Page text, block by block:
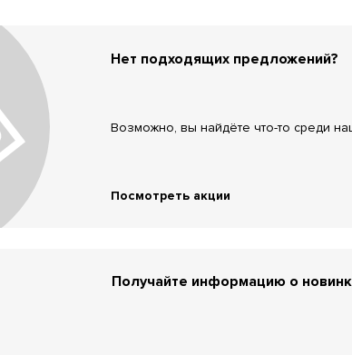
Нет подходящих предложений?
Возможно, вы найдёте что-то среди
Посмотреть акции
Получайте информацию о